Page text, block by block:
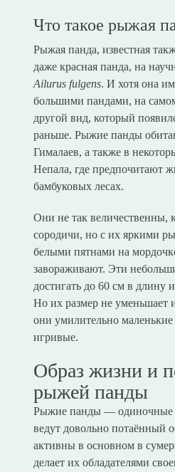
Что такое рыжая
Рыжая панда, известная
даже красная панда, на
Ailurus fulgens. И хотя она
большими пандами, на
другой вид, который
раньше. Рыжие панды
Гималаев, а также в
Непала, где предпочитают
бамбуковых лесах.
Они не так величественны,
сородичи, но с их яркими
белыми пятнами на
завораживают. Эти
достигать до 60 см в длину
Но их размер не уменьшает
они умилительно маленькие
игривые.
Образ жизни и
рыжей панды
Рыжие панды — одиночные
ведут довольно потаённый
активны в основном в
делает их обладателями